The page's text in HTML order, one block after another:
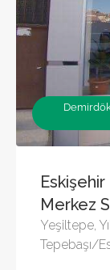
Merkez
Yeşiltepe,
Tepebaşı/